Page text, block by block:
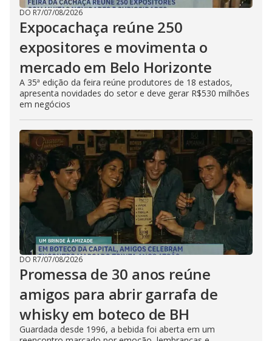
DO R7/07/08/2026
Expocachaça reúne 250
expositores e movimenta o
mercado em Belo Horizonte
A 35ª edição da feira reúne produtores de 18 estados,
apresenta novidades do setor e deve gerar R$530 milhões
em negócios
DO R7/07/08/2026
Promessa de 30 anos reúne
amigos para abrir garrafa de
whisky em boteco de BH
Guardada desde 1996, a bebida foi aberta em um